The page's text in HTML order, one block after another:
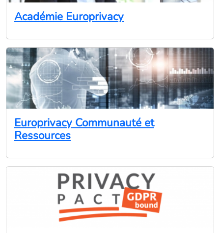
Académie Europrivacy
Europrivacy Communauté et
Ressources